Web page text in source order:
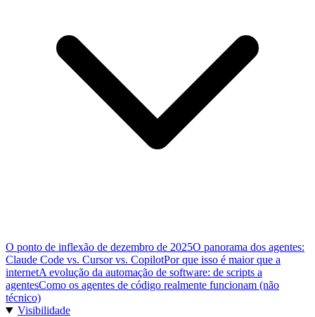
O ponto de inflexão de dezembro de 2025O panorama dos agentes:
Claude Code vs. Cursor vs. CopilotPor que isso é maior que a
internetA evolução da automação de software: de scripts a
agentesComo os agentes de código realmente funcionam (não
técnico)
Visibilidade